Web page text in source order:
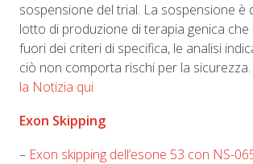
sospensione del trial. La sospensione è
lotto di produzione di terapia genica
fuori dei criteri di specifica, le analisi
ciò non comporta rischi per la sicurezza.
la Notizia qui
Exon Skipping
– Exon skipping dell’esone 53 con NS-